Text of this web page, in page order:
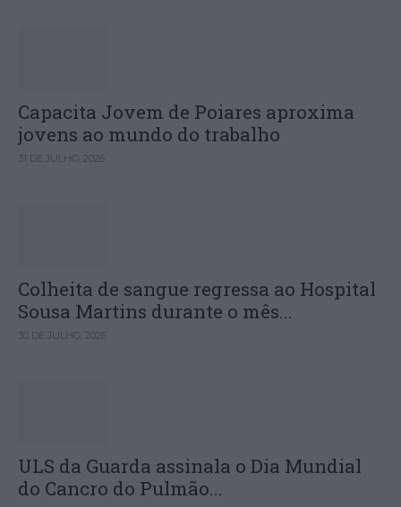
Capacita Jovem de Poiares aproxima
jovens ao mundo do trabalho
31 DE JULHO, 2026
Colheita de sangue regressa ao Hospital
Sousa Martins durante o mês...
30 DE JULHO, 2026
ULS da Guarda assinala o Dia Mundial
do Cancro do Pulmão...